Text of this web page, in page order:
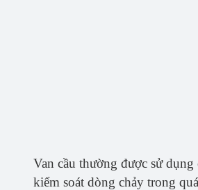
Van cầu thường được sử
kiểm soát dòng chảy trong